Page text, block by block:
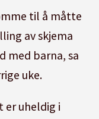
til å måtte
av skjema
med barna, sa
uke.
er uheldig i